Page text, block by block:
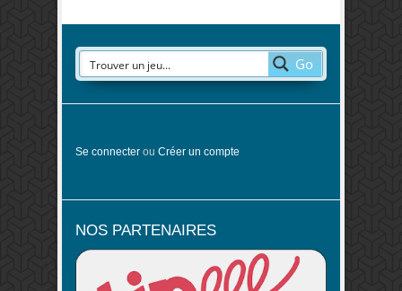
Go
Se connecter ou Créer un compte
NOS PARTENAIRES